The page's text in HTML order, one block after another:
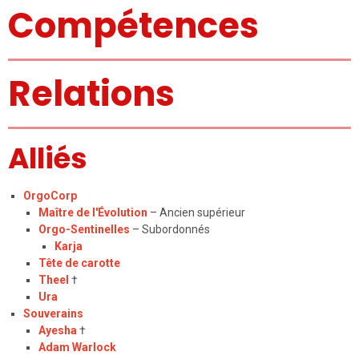
Compétences
Relations
Alliés
OrgoCorp
Maître de l'Évolution – Ancien supérieur
Orgo-Sentinelles – Subordonnés
Karja
Tête de carotte
Theel †
Ura
Souverains
Ayesha†
Adam Warlock